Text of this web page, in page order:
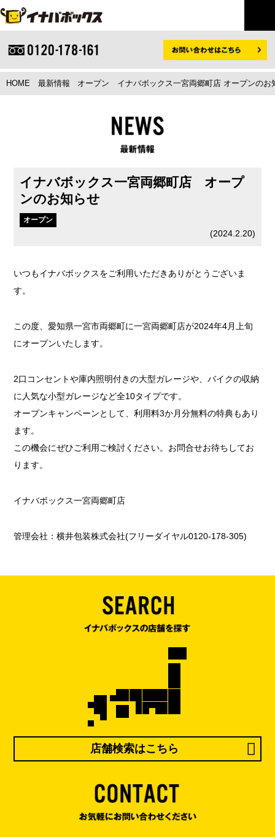
HOME 最新情報 オープン イナバボックス一宮両郷町店 オープンの
イナバボックス一宮両郷町店 オープ
ンのお知らせ
オープン
(2024.2.20)
いつもイナバボックスをご利用いただきありがとうございま
す。
この度、愛知県一宮市両郷町に一宮両郷町店が2024年4月上旬
にオープンいたします。
2口コンセントや庫内照明付きの大型ガレージや、バイクの収納
に人気な小型ガレージなど全10タイプです。
オープンキャンペーンとして、利用料3か月分無料の特典もあり
ます。
この機会にぜひご利用ご検討ください。お問合せお待ちしてお
ります。
イナバボックス一宮両郷町店
管理会社：横井包装株式会社(フリーダイヤル0120-178-305)
店舗検索はこちら